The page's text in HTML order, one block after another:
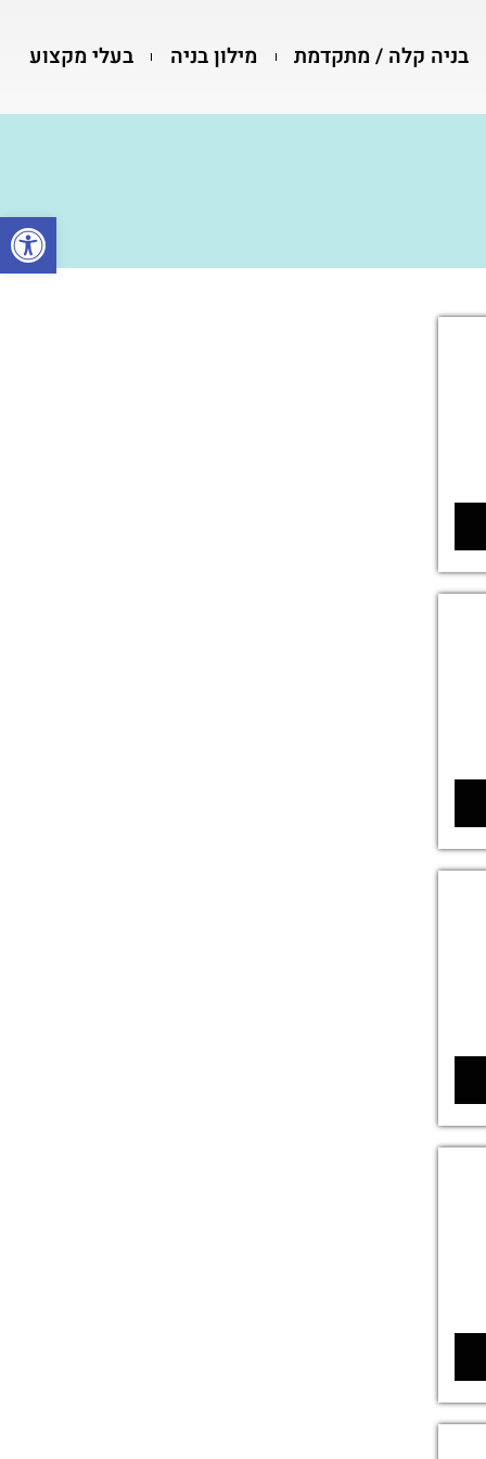
פתח
בניה קלה / מתקדמת מילון בניה בעלי מקצוע